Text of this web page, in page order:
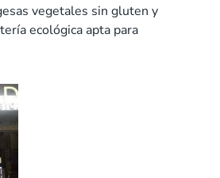
vegetales sin gluten y
ecológica apta para